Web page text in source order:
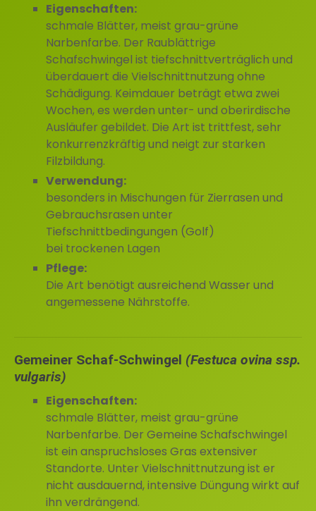
Eigenschaften:
schmale Blätter, meist grau-grüne
Narbenfarbe. Der Raublättrige
Schafschwingel ist tiefschnittverträglich und
überdauert die Vielschnittnutzung ohne
Schädigung. Keimdauer beträgt etwa zwei
Wochen, es werden unter- und oberirdische
Ausläufer gebildet. Die Art ist trittfest, sehr
konkurrenzkräftig und neigt zur starken
Filzbildung.
Verwendung:
besonders in Mischungen für Zierrasen und
Gebrauchsrasen unter
Tiefschnittbedingungen (Golf)
bei trockenen Lagen
Pflege:
Die Art benötigt ausreichend Wasser und
angemessene Nährstoffe.
Gemeiner Schaf-Schwingel (Festuca ovina ssp.
vulgaris)
Eigenschaften:
schmale Blätter, meist grau-grüne
Narbenfarbe. Der Gemeine Schafschwingel
ist ein anspruchsloses Gras extensiver
Standorte. Unter Vielschnittnutzung ist er
nicht ausdauernd, intensive Düngung wirkt auf
ihn verdrängend.